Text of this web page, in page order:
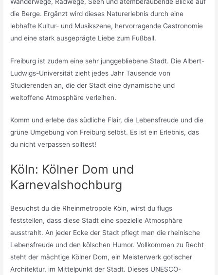
die Berge. Ergänzt wird dieses Naturerlebnis durch eine
lebhafte Kultur- und Musikszene, hervorragende Gastronomie
und eine stark ausgeprägte Liebe zum Fußball.
Freiburg ist zudem eine sehr junggebliebene Stadt. Die Albert-
Ludwigs-Universität zieht jedes Jahr Tausende von
Studierenden an, die der Stadt eine dynamische und
weltoffene Atmosphäre verleihen.
Komm und erlebe das südliche Flair, die Lebensfreude und die
grüne Umgebung von Freiburg selbst. Es ist ein Erlebnis, das
du nicht verpassen solltest!
Köln: Kölner Dom und
Karnevalshochburg
Besuchst du die Rheinmetropole Köln, wirst du flugs
feststellen, dass diese Stadt eine spezielle Atmosphäre
ausstrahlt. An jeder Ecke der Stadt pflegt man die rheinische
Lebensfreude und den kölschen Humor. Vollkommen zu Recht
steht der mächtige Kölner Dom, ein Meisterwerk gotischer
Architektur, im Mittelpunkt der Stadt. Dieses UNESCO-